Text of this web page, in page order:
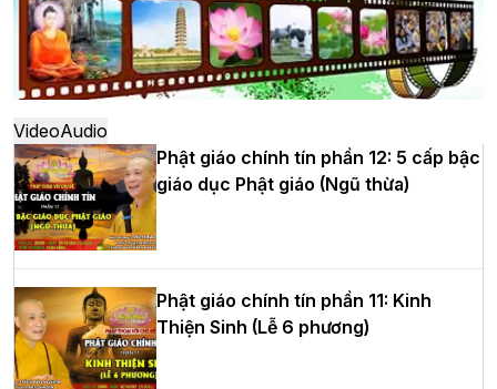
Hà Nội: Ngày tu học cuối cùng khép lại
khóa sinh hoạt Phật pháp mùa hè lần
thứ XIV tại chùa Bằng
Học yêu thương trong ngày tu tập thứ
tư của Khóa sinh hoạt Phật pháp mùa
hè tại chùa Bằng
HT.Thích Thọ Lạc được suy cử làm tân
Trưởng BTS GHPGVN tỉnh Nghệ An
VideoAudio
Phật giáo chính tín phần 12: 5 cấp bậc
giáo dục Phật giáo (Ngũ thừa)
Phật giáo chính tín phần 11: Kinh
Thiện Sinh (Lễ 6 phương)